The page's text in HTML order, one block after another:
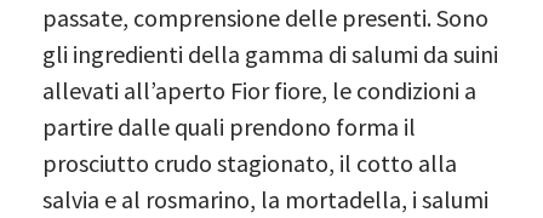
passate, comprensione delle presenti. Sono
gli ingredienti della gamma di salumi da suini
allevati all’aperto Fior fiore, le condizioni a
partire dalle quali prendono forma il
prosciutto crudo stagionato, il cotto alla
salvia e al rosmarino, la mortadella, i salumi